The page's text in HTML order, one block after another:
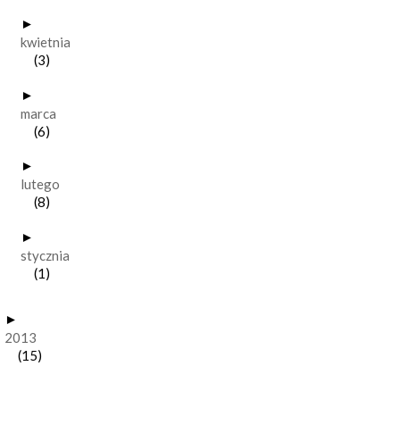
►
kwietnia
(3)
►
marca
(6)
►
lutego
(8)
►
stycznia
(1)
►
2013
(15)